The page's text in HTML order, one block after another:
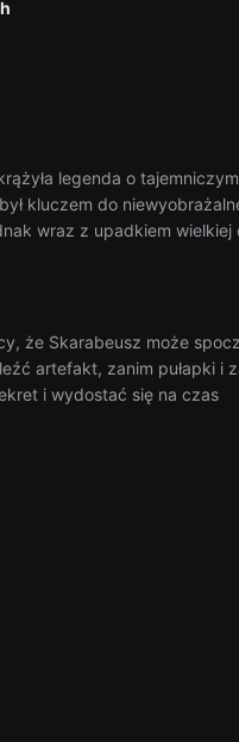
legenda o
kluczem do
wraz z upadkiem
że Skarabeusz może
artefakt, zanim pułapki i
i wydostać się na czas